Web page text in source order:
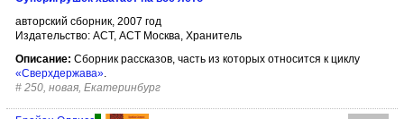
авторский сборник, 2007 год
Издательство: АСТ, АСТ Москва, Хранитель
Описание: Сборник рассказов, часть из которых относится к циклу
«Сверхдержава».
# 250, новая, Екатеринбург